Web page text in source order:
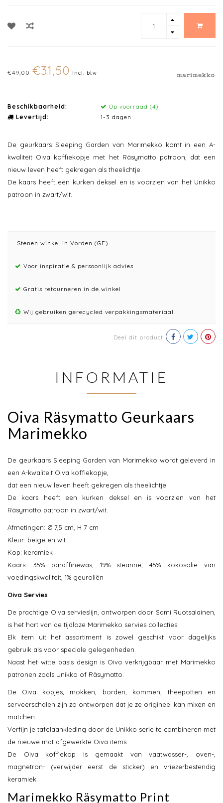
€49,00 €31,50 Incl. btw
Beschikbaarheid:
Op voorraad (4)
Levertijd:
1-3 dagen
De geurkaars Sleeping Garden van Marimekko komt in een A-
kwaliteit Oiva koffiekopje met het Räsymatto patroon, dat een
nieuw leven heeft gekregen als theelichtje.
De kaars heeft een kurken deksel en is voorzien van het Unikko
patroon in zwart/wit.
Stenen winkel in Vorden (GE)
Voor inspiratie & persoonlijk advies
Gratis retourneren in de winkel
Wij gebruiken gerecycled verpakkingsmateriaal
Deel dit product
INFORMATIE
Oiva Räsymatto Geurkaars
Marimekko
De geurkaars Sleeping Garden van Marimekko wordt geleverd in
een A-kwaliteit Oiva koffiekopje,
dat een nieuw leven heeft gekregen als theelichtje.
De kaars heeft een kurken deksel en is voorzien van het
Räsymatto patroon in zwart/wit.
Afmetingen: Ø 7,5 cm, H 7 cm
Kleur: beige en wit
Kop: keramiek
Kaars: 35% paraffinewas, 19% stearine, 45% kokosolie van
voedingskwaliteit, 1% geuroliën
Oiva Servies
De prachtige Oiva servieslijn, ontworpen door Sami Ruotsalainen,
is het hart van de tijdloze Marimekko servies collecties.
Elk item uit het assortiment is zowel geschikt voor dagelijks
gebruik als voor speciale gelegenheden.
Naast het witte basis design is Oiva verkrijgbaar met Marimekko
patronen zoals Unikko of Räsymatto.
De Oiva kopjes, mokken, borden, kommen, theepotten en
serveerschalen zijn zo ontworpen dat je ze origineel kan mixen en
matchen.
Verfijn je tafelaankleding door de Unikko serie te combineren met
de nieuwe mat afgewerkte Oiva items.
De Oiva koffiekop is gemaakt van vaatwasser-, oven-,
magnetron- (verwijder eerst de sticker) en vriezerbestendig
keramiek.
Marimekko Räsymatto Print